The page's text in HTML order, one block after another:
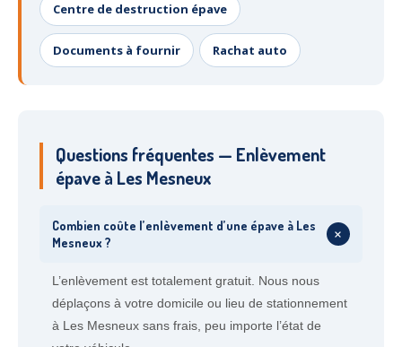
Centre de destruction épave
Documents à fournir Rachat auto
Questions fréquentes — Enlèvement
épave à Les Mesneux
Combien coûte l’enlèvement d’une épave à Les
Mesneux ?
+
L’enlèvement est totalement gratuit. Nous nous
déplaçons à votre domicile ou lieu de stationnement
à Les Mesneux sans frais, peu importe l’état de